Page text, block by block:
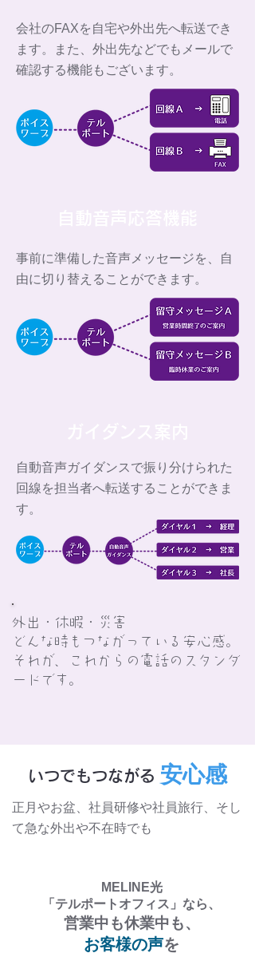
会社のFAXを自宅や外出先へ転送でき
ます。また、外出先などでもメールで
確認する機能もございます。
事前に準備した音声メッセージを、自
由に切り替えることができます。
自動音声ガイダンスで振り分けられた
回線を担当者へ転送することができま
す。
外出・休暇・災害
どんな時もつながっている安心感。
それが、これからの電話のスタンダ
ードです。
いつでもつながる 安心感
正月やお盆、社員研修や社員旅行、そし
て急な外出や不在時でも
MELINE光
「テルポートオフィス」なら、
営業中も休業中も、
お客様の声を